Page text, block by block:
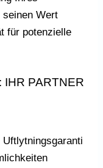
seinen Wert
für potenzielle
IHR PARTNER